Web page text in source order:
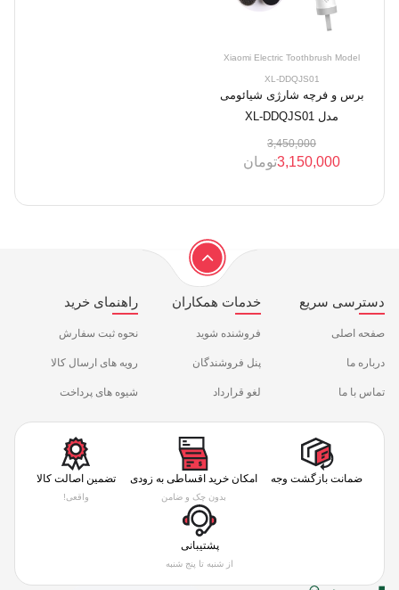
Xiaomi Electric Toothbrush Model
XL-DDQJS01
برس و فرچه شارژی شیائومی
مدل XL-DDQJS01
3,450,000
3,150,000تومان
دسترسی سریع
صفحه اصلی
درباره ما
تماس با ما
خدمات همکاران
فروشنده شوید
پنل فروشندگان
لغو قرارداد
راهنمای خرید
نحوه ثبت سفارش
رویه های ارسال کالا
شیوه های پرداخت
ضمانت بازگشت وجه امکان خرید اقساطی به زودی
بدون چک و ضامن
تضمین اصالت کالا
واقعی!
پشتیبانی
از شنبه تا پنج شنبه